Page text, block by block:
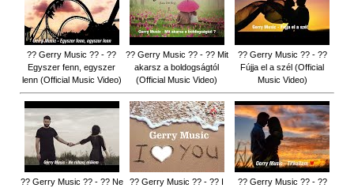
?? Gerry Music ?? - ??
Egyszer fenn, egyszer
lenn (Official Music Video)
?? Gerry Music ?? - ?? Mit
akarsz a boldogságtól
(Official Music Video)
?? Gerry Music ?? - ??
Fújja el a szél (Official
Music Video)
?? Gerry Music ?? - ?? Ne
?? Gerry Music ?? - ?? I
?? Gerry Music ?? - ??